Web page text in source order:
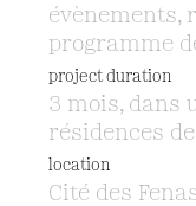
évènements,
programme
project duration
3 mois, dans
résidences
location
Cité des